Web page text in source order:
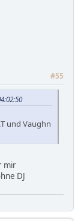
#55
und Vaughn
mir
DJ